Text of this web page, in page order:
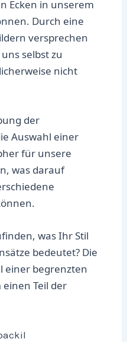
Ecken in unserem
Durch eine
versprechen
selbst zu
nicht
der
Auswahl einer
für unsere
was darauf
was Ihr Stil
bedeutet? Die
einer begrenzten
Teil der